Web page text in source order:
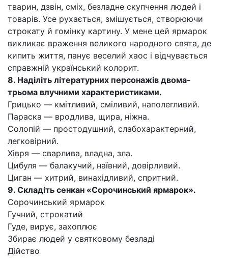
тварин, дзвін, сміх, безладне скупчення людей і
товарів. Усе рухається, змішується, створюючи
строкату й гомінку картину. У мене цей ярмарок
викликає враження великого народного свята, де
кипить життя, панує веселий хаос і відчувається
справжній український колорит.
8. Наділіть літературних персонажів двома-
трьома влучними характеристиками.
Грицько — кмітливий, сміливий, наполегливий.
Параска — вродлива, щира, ніжна.
Солопій — простодушний, слабохарактерний,
легковірний.
Хівря — сварлива, владна, зла.
Цибуля — балакучий, наївний, довірливий.
Циган — хитрий, винахідливий, спритний.
9. Складіть сенкан «Сорочинський ярмарок».
Сорочинський ярмарок
Гучний, строкатий
Гуде, вирує, захоплює
Збирає людей у святковому безладі
Дійство